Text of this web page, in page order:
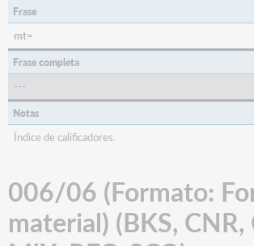
007
(campo
fijo
de
descripción
o
no
Tipo
de
material
Frase
mt=
Frase completa
---
Notas
Índice de calificadores.
006/06 (Formato:
material) (BKS, CNR,